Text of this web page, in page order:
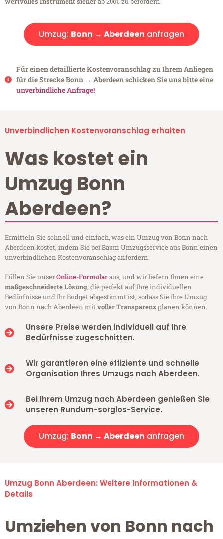
Umzug: Bonn → Aberdeen anfragen
Für einen detaillierte Kostenvoranschlag zu Ihrem Anliegen
für die Strecke Bonn → Aberdeen schicken Sie uns bitte eine
unverbindliche Anfrage!
Unverbindlichen Kostenvoranschlag erhalten
Was kostet ein
Umzug Bonn
Aberdeen?
Ermitteln Sie schnell und einfach, was ein Umzug von Bonn nach
Aberdeen kostet, indem Sie bei Baum Umzugsservice aus Bonn einen
unverbindlichen Kostenvoranschlag anfordern.
Füllen Sie unserOnline-Formularaus, und wir liefern Ihnen eine
maßgeschneiderte Lösung, die perfekt auf Ihre individuellen
Bedürfnisse und Ihr Budget abgestimmt ist, sodass Sie Ihre Umzug
von Bonn nach Aberdeen mitvoller Transparenzplanen können.
Unsere Preise werden individuell auf Ihre
Bedürfnisse zugeschnitten.
Wir garantieren eine effiziente und schnelle
Organisation Ihres Umzugs nach Aberdeen.
Bei Ihrem Umzug nach Aberdeen genießen Sie
unseren Rundum-sorglos-Service.
Umzug: Bonn → Aberdeen anfragen
Umzug Bonn Aberdeen: Weitere Informationen &
Details
Umziehen von Bonn nach